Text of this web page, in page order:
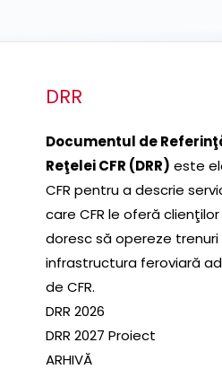
DRR
Documentul de
Reţelei CFR (DRR) este
CFR pentru a descrie
care CFR le oferă
doresc să opereze trenuri
infrastructura feroviară
de CFR.
DRR 2026
DRR 2027 Proiect
ARHIVĂ